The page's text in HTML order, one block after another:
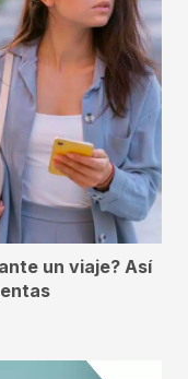
un viaje? Así